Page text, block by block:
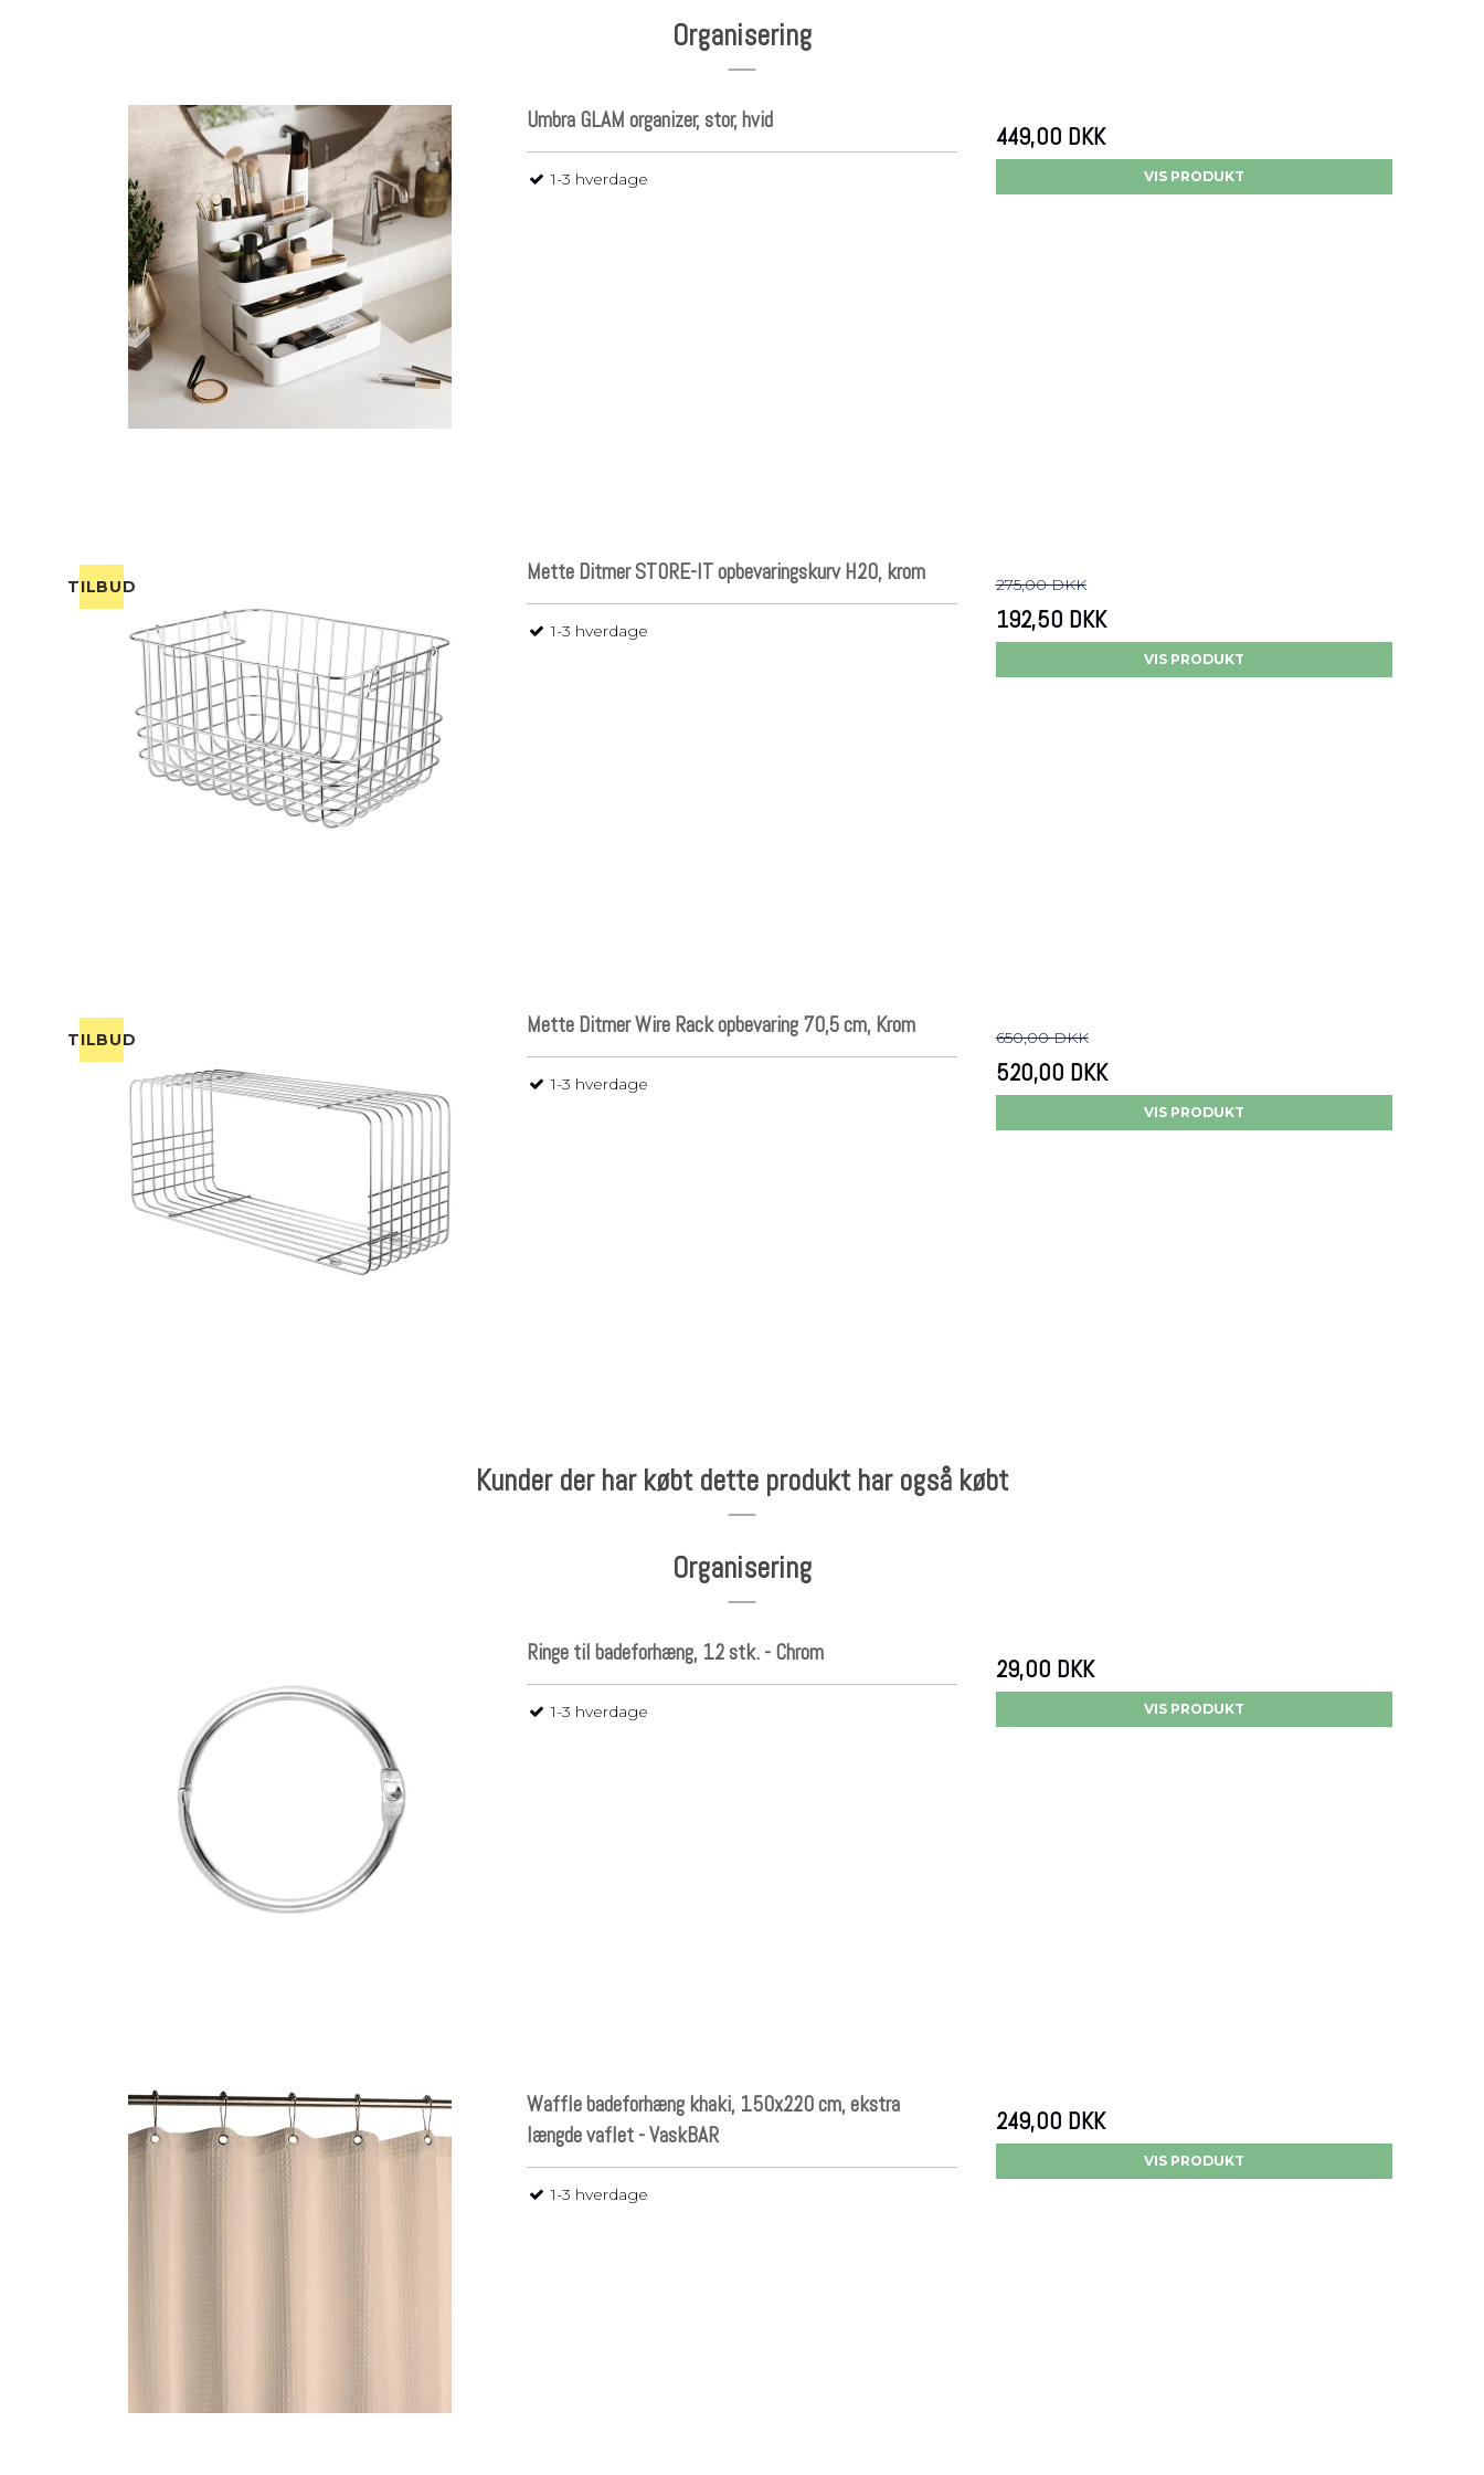
Organisering
Umbra GLAM organizer, stor, hvid
1-3 hverdage
449,00 DKK
VIS PRODUKT
TILBUD
Mette Ditmer STORE-IT opbevaringskurv H20, krom
1-3 hverdage
275,00 DKK
192,50 DKK
VIS PRODUKT
TILBUD
Mette Ditmer Wire Rack opbevaring 70,5 cm, Krom
1-3 hverdage
650,00 DKK
520,00 DKK
VIS PRODUKT
Kunder der har købt dette produkt har også købt
Organisering
Ringe til badeforhæng, 12 stk. - Chrom
1-3 hverdage
29,00 DKK
VIS PRODUKT
Waffle badeforhæng khaki, 150x220 cm, ekstra
længde vaflet - VaskBAR
1-3 hverdage
249,00 DKK
VIS PRODUKT